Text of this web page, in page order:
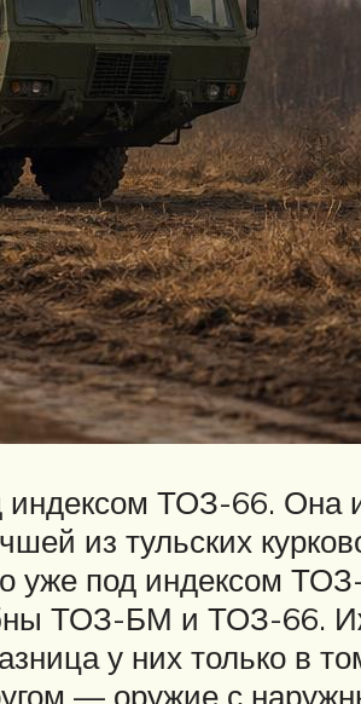
индексом ТОЗ-66.
из тульских
уже под индексом
ТОЗ-БМ и ТОЗ-66.
у них только в
— оружие с